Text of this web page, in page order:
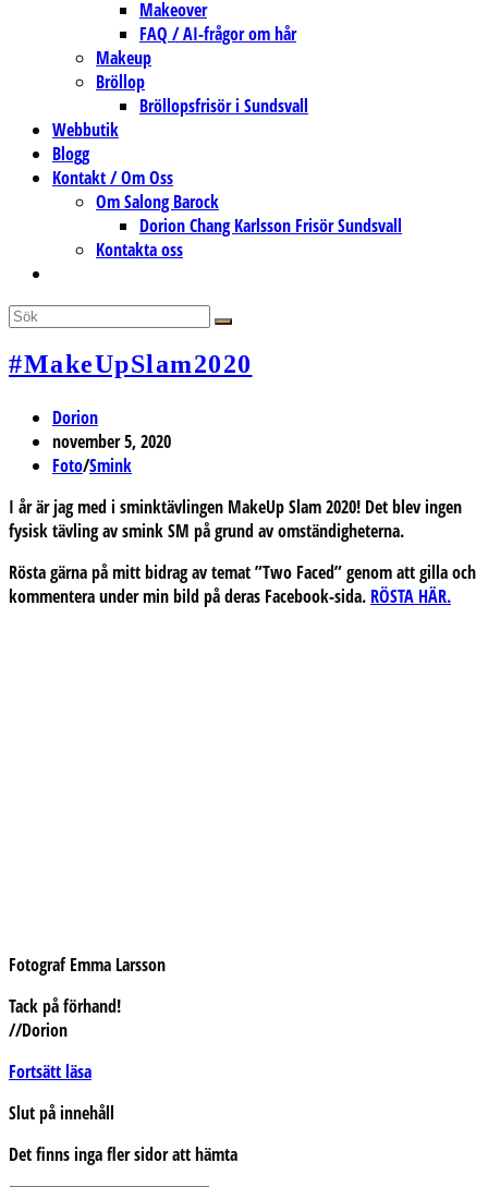
Makeover
FAQ / AI-frågor om hår
Makeup
Bröllop
Bröllopsfrisör i Sundsvall
Webbutik
Blogg
Kontakt / Om Oss
Om Salong Barock
Dorion Chang Karlsson Frisör Sundsvall
Kontakta oss
#MakeUpSlam2020
Inläggsförfattare:
Dorion
Inlägget
publicerat:
november 5, 2020
Inläggskategori:
Foto/Smink
I år är jag med i sminktävlingen MakeUp Slam 2020! Det blev ingen
fysisk tävling av smink SM på grund av omständigheterna.
Rösta gärna på mitt bidrag av temat ”Two Faced” genom att gilla och
kommentera under min bild på deras Facebook-sida. RÖSTA HÄR.
Fotograf Emma Larsson
Tack på förhand!
//Dorion
Fortsätt läsa#MakeUpSlam2020
Slut på innehåll
Det finns inga fler sidor att hämta